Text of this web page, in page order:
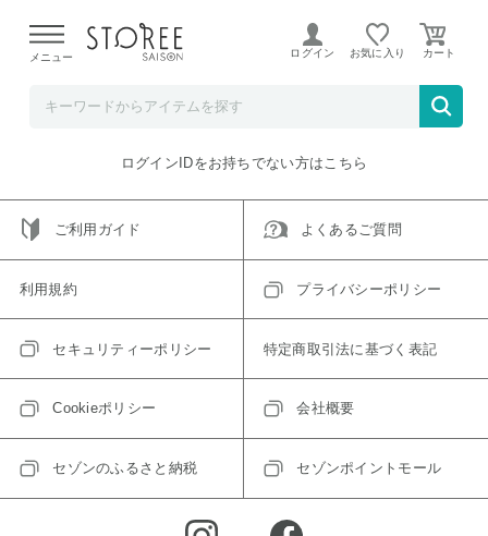
よる配送遅延が発生しております。
メニュー ログイン お気に入り
ご指定のアイテムは取り扱い終了、またはただいま取り扱い
トップへ戻る
ログインIDをお持ちでない方はこちら
ご利用ガイド よくあるご質問
利用規約 プライバシーポリシー
セキュリティーポリシー 特定商取引法に基づく表記
Cookieポリシー 会社概要
セゾンのふるさと納税 セゾンポイントモール